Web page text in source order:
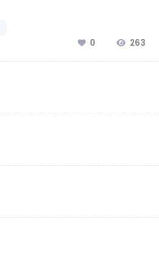
0
263